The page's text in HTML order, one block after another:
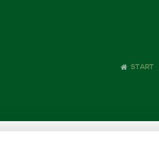
START